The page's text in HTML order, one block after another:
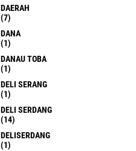
DAERAH
(7)
DANA
(1)
DANAU TOBA
(1)
DELI SERANG
(1)
DELI SERDANG
(14)
DELISERDANG
(1)